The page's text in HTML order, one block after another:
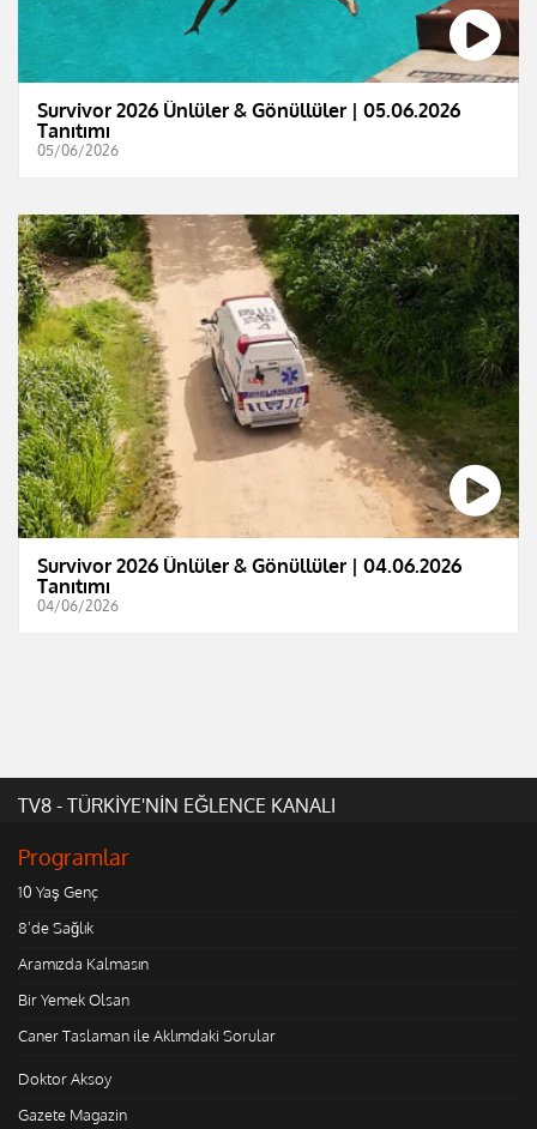
Survivor 2026 Ünlüler & Gönüllüler | 05.06.2026
Tanıtımı
05/06/2026
Survivor 2026 Ünlüler & Gönüllüler | 04.06.2026
Tanıtımı
04/06/2026
TV8 - TÜRKİYE'NİN EĞLENCE KANALI
Programlar
10 Yaş Genç
8'de Sağlık
Aramızda Kalmasın
Bir Yemek Olsan
Caner Taslaman ile Aklımdaki Sorular
Doktor Aksoy
Gazete Magazin